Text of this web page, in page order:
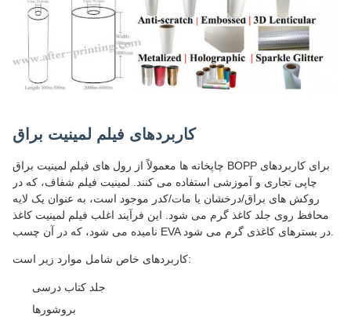
کاربردهای فیلم لمینیت براق
چاپخانه ها معمولاً از رول های فیلم لمینیت براق BOPP برای کاربردهای
چاپی تجاری و آموزشی استفاده می کنند. لمینیت فیلم شفاف، که در
روکش های براق/درخشان یا مات/کدر موجود است، به عنوان یک لایه
محافظ روی جلد کاغذ گرم می شود. این فرآیند اغلب فیلم لمینیت کاغذ
نامیده می شود، که در آن چسب EVA در بسترهای کاغذی گرم می شود.
کاربردهای خاص شامل موارد زیر است:
جلد کتاب درسی
بروشورها